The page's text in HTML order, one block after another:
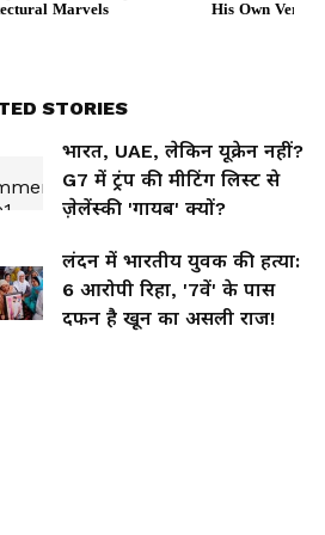
STORIES
भारत, UAE, लेकिन यूक्रेन नहीं?
G7 में ट्रंप की मीटिंग लिस्ट से
ज़ेलेंस्की 'गायब' क्यों?
लंदन में भारतीय युवक की हत्या:
6 आरोपी रिहा, '7वें' के पास
दफन है खून का असली राज!